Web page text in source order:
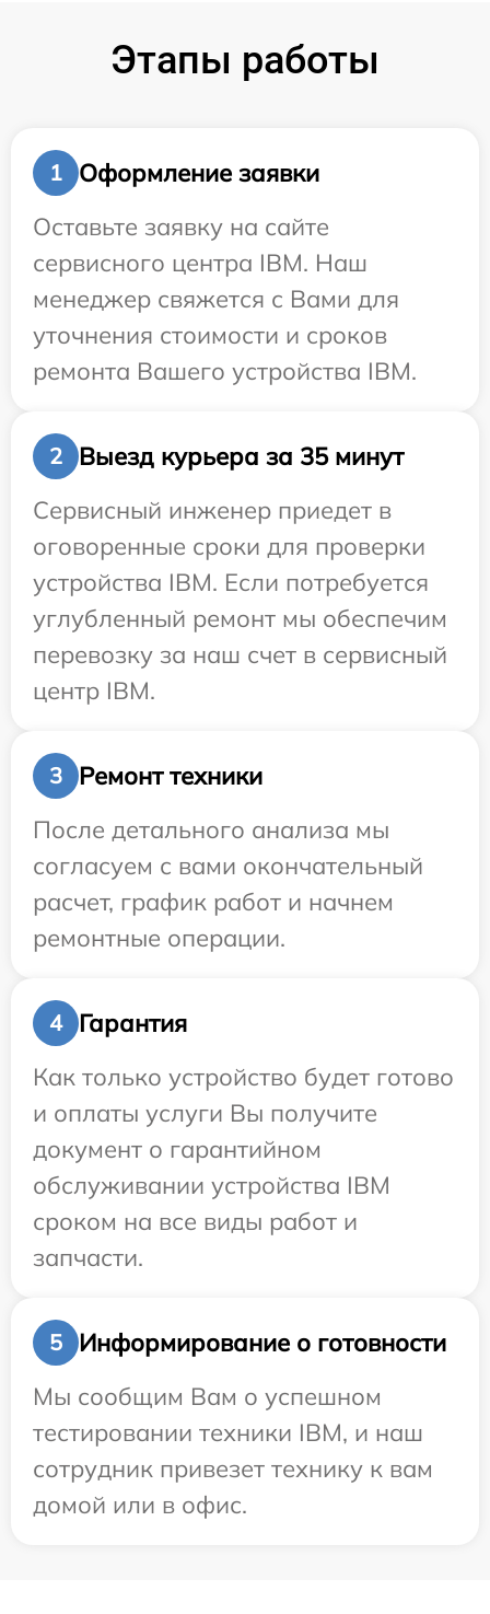
Этапы работы
1
Оформление заявки
Оставьте заявку на сайте
сервисного центра IBM. Наш
менеджер свяжется с Вами для
уточнения стоимости и сроков
ремонта Вашего устройства IBM.
2
Выезд курьера за 35 минут
Сервисный инженер приедет в
оговоренные сроки для проверки
устройства IBM. Если потребуется
углубленный ремонт мы обеспечим
перевозку за наш счет в сервисный
центр IBM.
3
Ремонт техники
После детального анализа мы
согласуем с вами окончательный
расчет, график работ и начнем
ремонтные операции.
4
Гарантия
Как только устройство будет готово
и оплаты услуги Вы получите
документ о гарантийном
обслуживании устройства IBM
сроком на все виды работ и
запчасти.
5
Информирование о готовности
Мы сообщим Вам о успешном
тестировании техники IBM, и наш
сотрудник привезет технику к вам
домой или в офис.